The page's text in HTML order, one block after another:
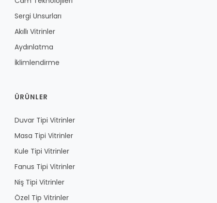
Sergi Unsurları
Akıllı Vitrinler
Aydınlatma
İklimlendirme
ÜRÜNLER
Duvar Tipi Vitrinler
Masa Tipi Vitrinler
Kule Tipi Vitrinler
Fanus Tipi Vitrinler
Niş Tipi Vitrinler
Özel Tip Vitrinler